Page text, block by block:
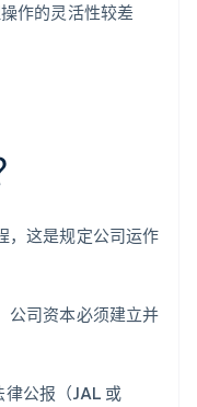
作的灵活性较差
，这是规定公司运作
公司资本必须建立并
公报（JAL 或